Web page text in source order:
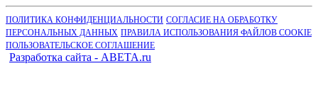
ПОЛИТИКА КОНФИДЕНЦИАЛЬНОСТИ СОГЛАСИЕ НА ОБРАБОТКУ
ПЕРСОНАЛЬНЫХ ДАННЫХ ПРАВИЛА ИСПОЛЬЗОВАНИЯ ФАЙЛОВ COOKIE
ПОЛЬЗОВАТЕЛЬСКОЕ СОГЛАШЕНИЕ
Разработка сайта - ABETA.ru